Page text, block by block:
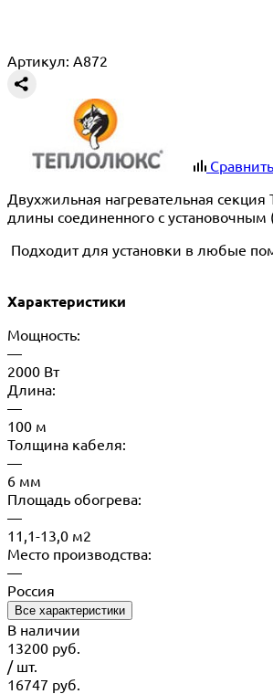
Артикул: A872
Сравнить
Двухжильная нагревательная
длины соединенного с
Подходит для установки в любые
Характеристики
Мощность:
—
2000 Вт
Длина:
—
100 м
Толщина кабеля:
—
6 мм
Площадь обогрева:
—
11,1-13,0 м2
Место производства:
—
Россия
Все характеристики
В наличии
13200 руб.
/ шт.
16747 руб.